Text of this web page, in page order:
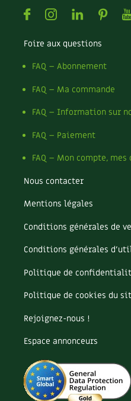
Plantes d'intérieur
Plantes médicinales
Plantes sauvages
Plants
Plastique
Poireau
Pollinisation
Pollution
Pomme
Potager
Potager en lasagnes
Poules
Prairie fleurie
Purin
Recette
Récup'
Réparation
Reproduction
Restauration
Rocaille
Ronce (ou mûre de jardin)
Roquette
FacebookInstagramLinkedin
Foire aux questions
FAQ – Abonnement
FAQ – Ma commande
FAQ – Information sur
FAQ – Paiement
FAQ – Mon compte, mes
Nous contacter
Mentions légales
Conditions générales de
Conditions générales
Politique de
Politique de cookies du
Rejoignez-nous !
Espace annonceurs